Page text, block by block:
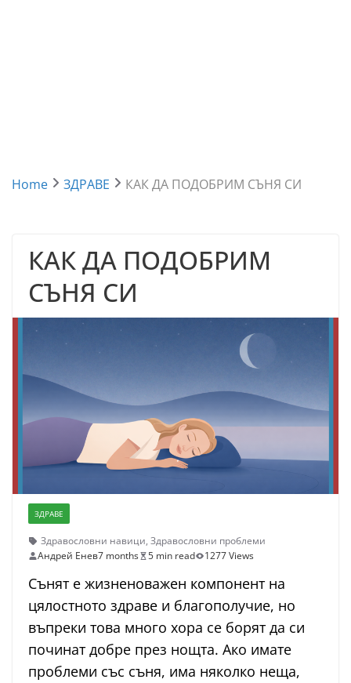
Home ЗДРАВЕ КАК ДА ПОДОБРИМ СЪНЯ СИ
КАК ДА ПОДОБРИМ
СЪНЯ СИ
ЗДРАВЕ
Здравословни навици, Здравословни проблеми
Андрей Енев7 months 5 min read 1277 Views
Сънят е жизненоважен компонент на
цялостното здраве и благополучие, но
въпреки това много хора се борят да си
починат добре през нощта. Ако имате
проблеми със съня, има няколко неща,